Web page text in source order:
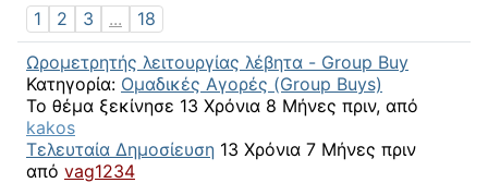
1
2 3 ...
18
Ωρομετρητής λειτουργίας λέβητα - Group Buy
Κατηγορία: Ομαδικές Αγορές (Group Buys)
Το θέμα ξεκίνησε 13 Χρόνια 8 Μήνες πριν, από
kakos
Τελευταία Δημοσίευση 13 Χρόνια 7 Μήνες πριν
από vag1234